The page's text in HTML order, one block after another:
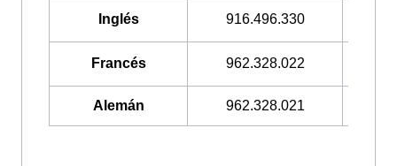
Inglés 916.496.330
Francés 962.328.022
Alemán 962.328.021